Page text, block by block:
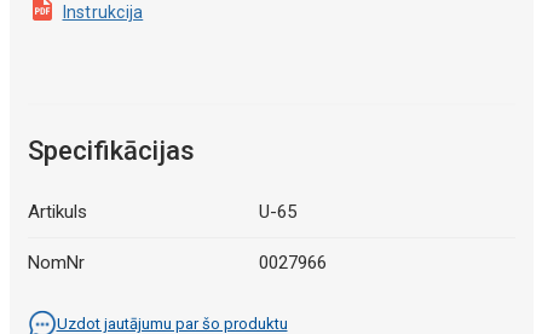
Instrukcija
Specifikācijas
Artikuls U-65
NomNr 0027966
Uzdot jautājumu par šo produktu